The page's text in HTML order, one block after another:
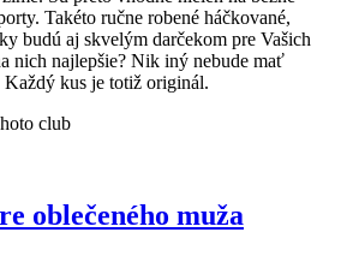
Takéto ručne robené háčkované,
budú aj skvelým darčekom pre Vašich
nich najlepšie? Nik iný nebude mať
kus je totiž originál.
club
oblečeného muža